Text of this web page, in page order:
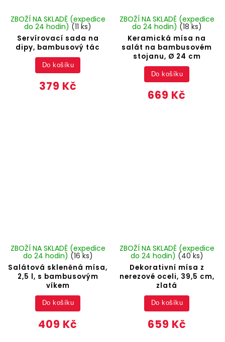
Servírovací sada na
dipy, bambusový tác
ZBOŽÍ NA SKLADĚ (expedice
do 24 hodin) (11 ks)
379 Kč
Do košíku
Keramická mísa na
salát na bambusovém
stojanu, Ø 24 cm
ZBOŽÍ NA SKLADĚ (expedice
do 24 hodin) (18 ks)
669 Kč
Do košíku
Salátová skleněná mísa,
2,5 l, s bambusovým
víkem
ZBOŽÍ NA SKLADĚ (expedice
do 24 hodin) (16 ks)
409 Kč
Do košíku
Dekorativní mísa z
nerezové oceli, 39,5 cm,
zlatá
ZBOŽÍ NA SKLADĚ (expedice
do 24 hodin) (40 ks)
659 Kč
Do košíku